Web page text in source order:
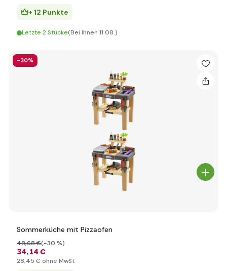
+ 12 Punkte
Letzte 2 Stücke(Bei Ihnen 11.08.)
-30%
Sommerküche mit Pizzaofen
34,14 €
48,68 €(-30 %)
28,45 € ohne MwSt